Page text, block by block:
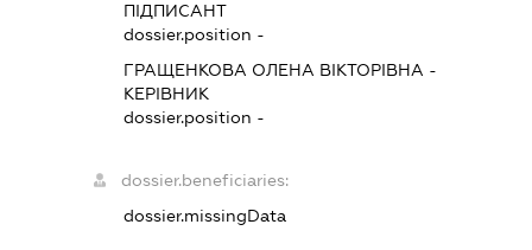
ПІДПИСАНТ
dossier.position -
ГРАЩЕНКОВА ОЛЕНА ВІКТОРІВНА -
КЕРІВНИК
dossier.position -
dossier.beneficiaries:
dossier.missingData